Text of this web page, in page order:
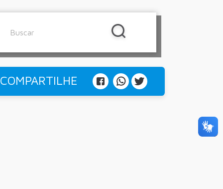
COMPARTILHE